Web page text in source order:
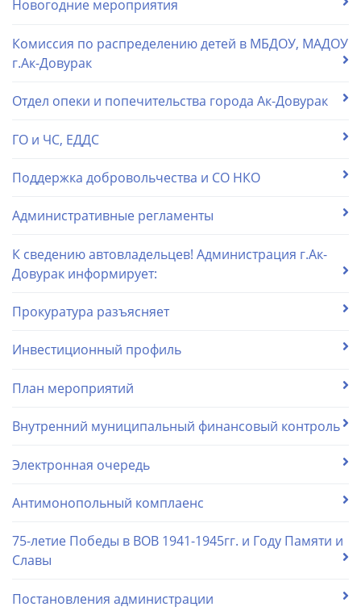
Новогодние мероприятия
Комиссия по распределению детей в МБДОУ, МАДОУ
г.Ак-Довурак
Отдел опеки и попечительства города Ак-Довурак
ГО и ЧС, ЕДДС
Поддержка добровольчества и СО НКО
Административные регламенты
К сведению автовладельцев! Администрация г.Ак-
Довурак информирует:
Прокуратура разъясняет
Инвестиционный профиль
План мероприятий
Внутренний муниципальный финансовый контроль
Электронная очередь
Антимонопольный комплаенс
75-летие Победы в ВОВ 1941-1945гг. и Году Памяти и
Славы
Постановления администрации